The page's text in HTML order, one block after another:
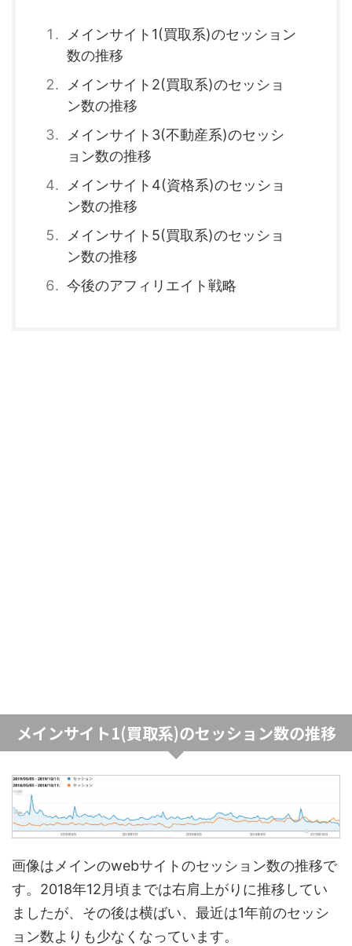
メインサイト1(買取系)のセッション
数の推移
メインサイト2(買取系)のセッショ
ン数の推移
メインサイト3(不動産系)のセッシ
ョン数の推移
メインサイト4(資格系)のセッショ
ン数の推移
メインサイト5(買取系)のセッショ
ン数の推移
今後のアフィリエイト戦略
メインサイト1(買取系)のセッション数の推移
画像はメインのwebサイトのセッション数の推移で
す。2018年12月頃までは右肩上がりに推移してい
ましたが、その後は横ばい、最近は1年前のセッシ
ョン数よりも少なくなっています。